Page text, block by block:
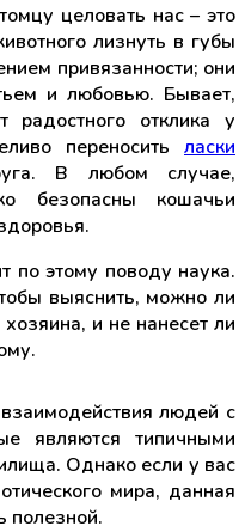
целовать нас – это
лизнуть в губы
привязанности; они
и любовью. Бывает,
радостного отклика у
переносить ласки
В любом случае,
безопасны кошачьи
по этому поводу наука.
выяснить, можно ли
и не нанесет ли
людей с
являются типичными
Однако если у вас
мира, данная
полезной.